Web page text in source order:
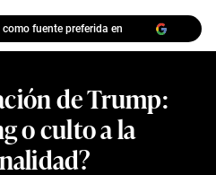
fuente preferida en
de Trump:
o culto a la